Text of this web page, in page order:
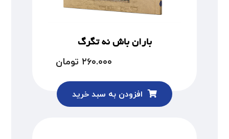
باران باش نه تگرگ
۲۶۰.۰۰۰ تومان
افزودن به سبد خرید